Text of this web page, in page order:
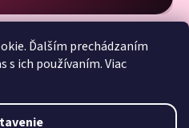
Ďalším prechádzaním
s ich používaním. Viac